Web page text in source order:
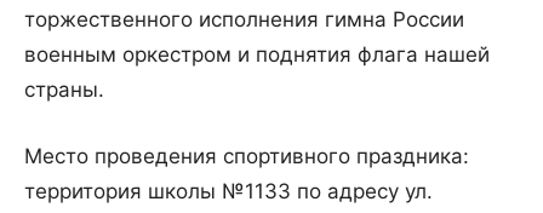
торжественного исполнения гимна России
военным оркестром и поднятия флага нашей
страны.
Место проведения спортивного праздника:
территория школы №1133 по адресу ул.